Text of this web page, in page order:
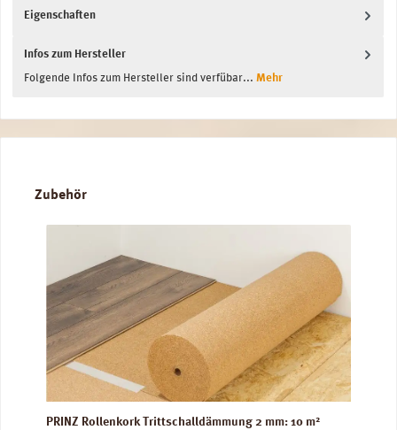
Eigenschaften
Infos zum Hersteller
Folgende Infos zum Hersteller sind verfübar... Mehr
Produktgalerie überspringen
Zubehör
PRINZ Rollenkork Trittschalldämmung 2 mm: 10 m²